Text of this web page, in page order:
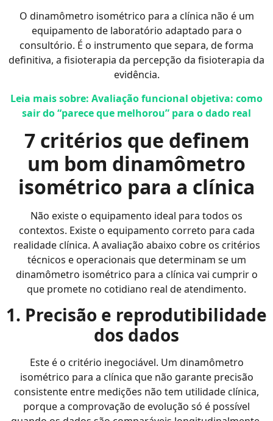
O dinamômetro isométrico para a clínica não é um
equipamento de laboratório adaptado para o
consultório. É o instrumento que separa, de forma
definitiva, a fisioterapia da percepção da fisioterapia da
evidência.
Leia mais sobre: Avaliação funcional objetiva: como
sair do “parece que melhorou” para o dado real
7 critérios que definem
um bom dinamômetro
isométrico para a clínica
Não existe o equipamento ideal para todos os
contextos. Existe o equipamento correto para cada
realidade clínica. A avaliação abaixo cobre os critérios
técnicos e operacionais que determinam se um
dinamômetro isométrico para a clínica vai cumprir o
que promete no cotidiano real de atendimento.
1. Precisão e reprodutibilidade
dos dados
Este é o critério inegociável. Um dinamômetro
isométrico para a clínica que não garante precisão
consistente entre medições não tem utilidade clínica,
porque a comprovação de evolução só é possível